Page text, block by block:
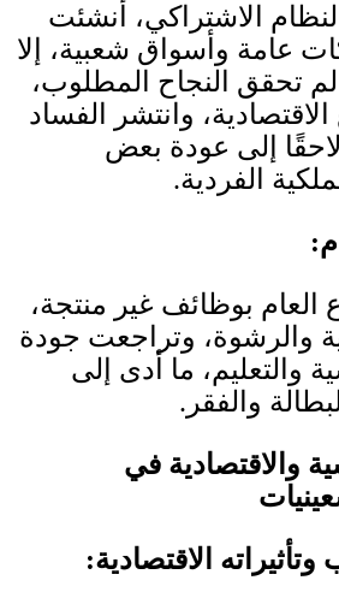
الاشتراكي، أُنشئت
عامة وأسواق شعبية، إلا
تحقق النجاح المطلوب،
وانتشر الفساد
لاحقًا إلى عودة بعض
الفردية.
:
بوظائف غير منتجة،
والرشوة، وتراجعت جودة
والتعليم، ما أدى إلى
والفقر .
والاقتصادية في
الاقتصادية: